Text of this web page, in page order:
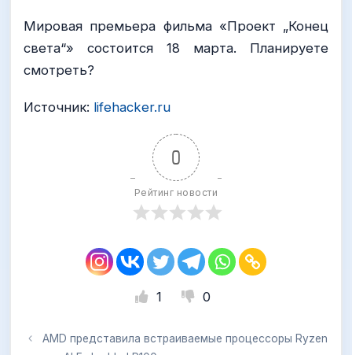
Мировая премьера фильма «Проект „Конец
света“» состоится 18 марта. Планируете
смотреть?
Источник: lifehacker.ru
0
Рейтинг новости
1 0
AMD представила встраиваемые процессоры Ryzen